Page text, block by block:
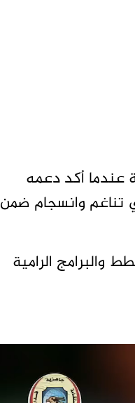
عندما أكد دعمه
تناغم وانسجام ضمن
والبرامج الرامية